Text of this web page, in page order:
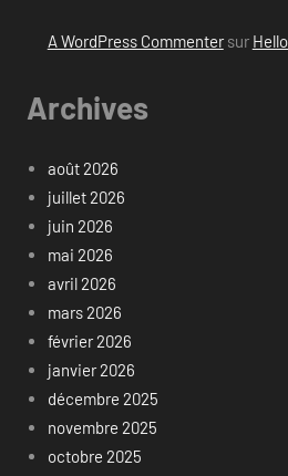
A WordPress Commentersur
Archives
août 2026
juillet 2026
juin 2026
mai 2026
avril 2026
mars 2026
février 2026
janvier 2026
décembre 2025
novembre 2025
octobre 2025